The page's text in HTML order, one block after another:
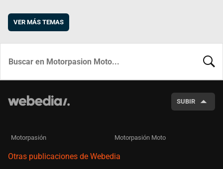
VER MÁS TEMAS
SUBIR
Motorpasión Motorpasión Moto
Otras publicaciones de Webedia